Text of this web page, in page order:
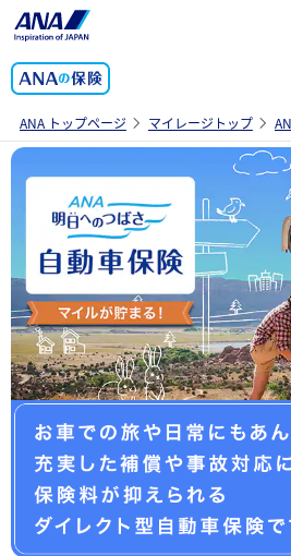
ANA トップページ マイレージトップ